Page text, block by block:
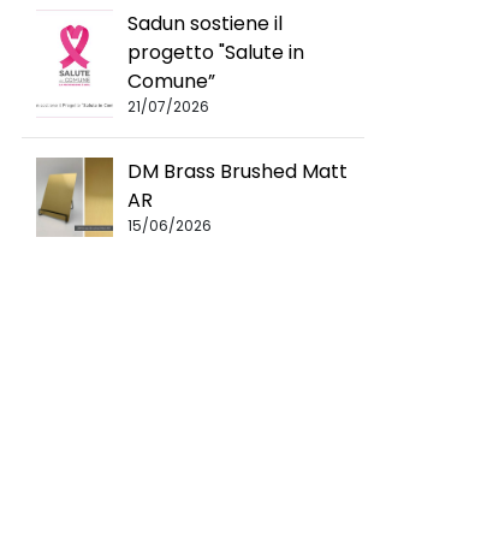
Sadun sostiene il
progetto "Salute in
Comune”
21/07/2026
DM Brass Brushed Matt
AR
15/06/2026